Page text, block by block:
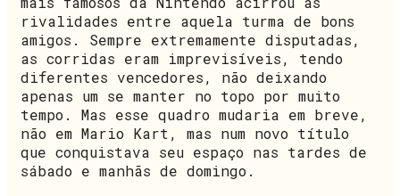
rivalidades entre aquela turma de bons
amigos. Sempre extremamente disputadas,
as corridas eram imprevisíveis, tendo
diferentes vencedores, não deixando
apenas um se manter no topo por muito
tempo. Mas esse quadro mudaria em breve,
não em Mario Kart, mas num novo título
que conquistava seu espaço nas tardes de
sábado e manhãs de domingo.